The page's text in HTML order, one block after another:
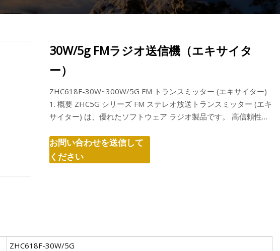
30W/5g FMラジオ送信機（エキサイタ
ー）
ZHC618F-30W~300W/5G FM トランスミッター (エキサイター)
1. 概要 ZHC5G シリーズ FM ステレオ放送トランスミッター (エキ
サイター) は、優れたソフトウェア ラジオ製品です。 高信頼性を
お問い合わせを送信して
ください
ZHC618F-30W/5G